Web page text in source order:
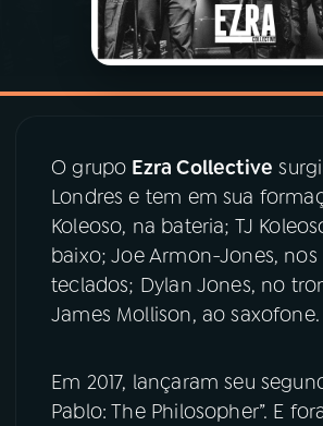
VIDEOCASTS
07ÚLTIMAS
08 PRÊMIO RÁDIO MEC
ACOMPANHE A RÁDIO MEC
YouTube
TikTok
O grupo Ezra Collective
Londres e tem em sua
Koleoso, na bateria; TJ
baixo; Joe Armon-Jones, nos
teclados; Dylan Jones, no
James Mollison, ao saxofone.
Em 2017, lançaram seu
Pablo: The Philosopher”. E